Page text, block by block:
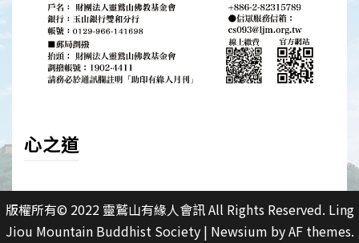
心之道
版權所有© 2022 靈鷲山有緣人會訊 All Rights Reserved. Ling
Jiou Mountain Buddhist Society | Newsium by AF themes.